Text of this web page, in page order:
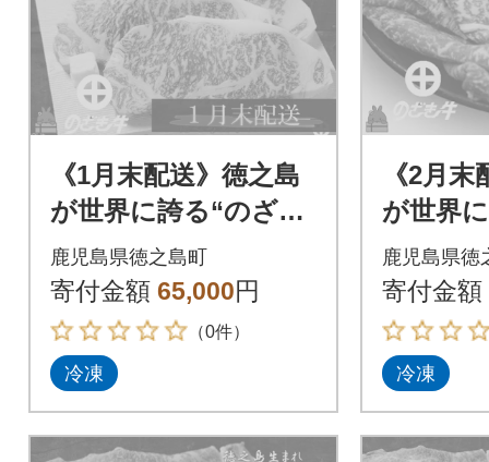
《1月末配送》徳之島
が世界に誇る“のざき
牛”サーロインステー
キギフト
鹿児島県徳之島町
寄付金額 65,000円
（0件）
冷凍
《2月
が世界
牛”モモ
ト
鹿児島県徳
寄付金額
冷凍